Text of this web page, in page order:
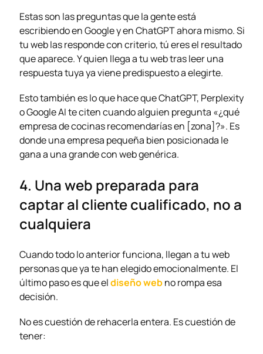
Estas son las preguntas que la gente está
escribiendo en Google y en ChatGPT ahora mismo. Si
tu web las responde con criterio, tú eres el resultado
que aparece. Y quien llega a tu web tras leer una
respuesta tuya ya viene predispuesto a elegirte.
Esto también es lo que hace que ChatGPT, Perplexity
o Google AI te citen cuando alguien pregunta «¿qué
empresa de cocinas recomendarías en [zona]?». Es
donde una empresa pequeña bien posicionada le
gana a una grande con web genérica.
4. Una web preparada para
captar al cliente cualificado, no a
cualquiera
Cuando todo lo anterior funciona, llegan a tu web
personas que ya te han elegido emocionalmente. El
último paso es que eldiseño webno rompa esa
decisión.
No es cuestión de rehacerla entera. Es cuestión de
tener: